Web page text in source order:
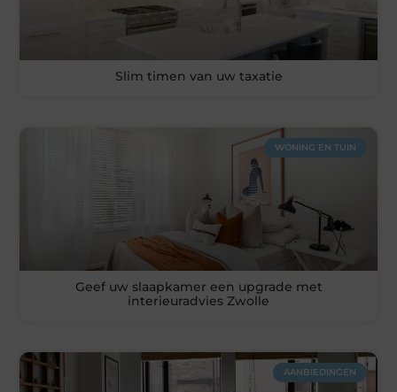
Slim timen van uw taxatie
WONING EN TUIN
Geef uw slaapkamer een upgrade met
interieuradvies Zwolle
AANBIEDINGEN